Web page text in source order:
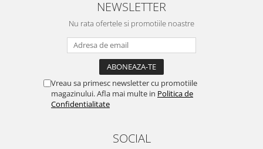
NEWSLETTER
Nu rata ofertele si promotiile noastre
Vreau sa primesc newsletter cu promotiile
magazinului. Afla mai multe in Politica de
Confidentialitate
SOCIAL